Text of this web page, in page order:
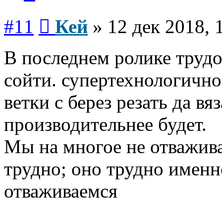
#11 Кей » 12 дек 2018,
В последнем ролике
сойти.
ветки с берез резать да
производительнее будет.
Мы на многое не
трудно; оно трудно
отваживаемся